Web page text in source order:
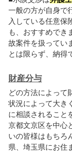
一般の方が自身で
入している任意保
も、おすすめでき
故案件を扱ってい
とは限らず、納得
財産分与
どの方法によって
状況によって大き
に相談されること
京都文京区を中心
いの皆様はもちろ
県、埼玉県にお住